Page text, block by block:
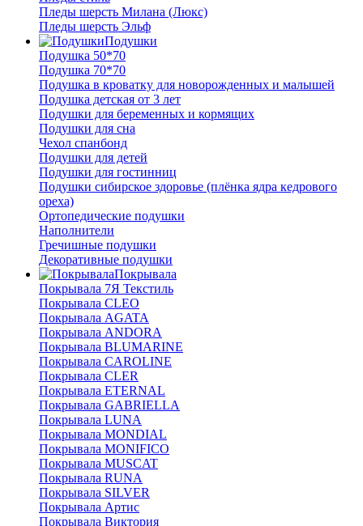
Пледы шерсть Милана (Люкс)
Пледы шерсть Эльф
Подушки
Подушка 50*70
Подушка 70*70
Подушка в кроватку для новорожденных и малышей
Подушка детская от 3 лет
Подушки для беременных и кормящих
Подушки для сна
Чехол спанбонд
Подушки для детей
Подушки для гостинниц
Подушки сибирское здоровье (плёнка ядра кедрового
ореха)
Ортопедические подушки
Наполнители
Гречишные подушки
Декоративные подушки
Покрывала
Покрывала 7Я Текстиль
Покрывала CLEO
Покрывала AGATA
Покрывала ANDORA
Покрывала BLUMARINE
Покрывала CAROLINE
Покрывала CLER
Покрывала ETERNAL
Покрывала GABRIELLA
Покрывала LUNA
Покрывала MONDIAL
Покрывала MONIFICO
Покрывала MUSCAT
Покрывала RUNA
Покрывала SILVER
Покрывала Артис
Покрывала Виктория